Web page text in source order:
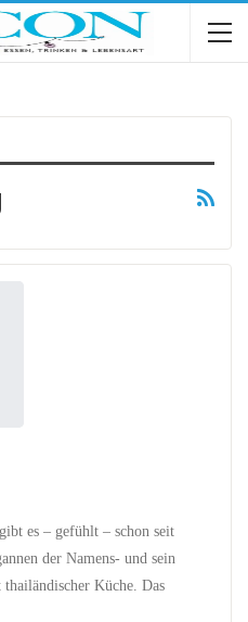
es – gefühlt – schon seit
der Namens- und sein
Küche. Das